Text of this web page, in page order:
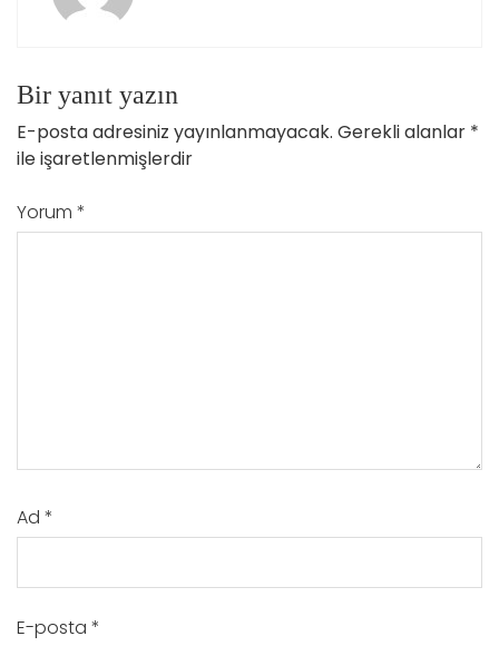
Bir yanıt yazın
E-posta adresiniz yayınlanmayacak. Gerekli alanlar *
ile işaretlenmişlerdir
Yorum *
Ad *
E-posta *